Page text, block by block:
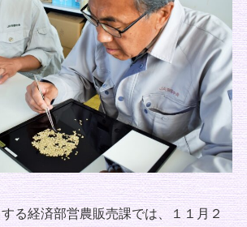
る経済部営農販売課では、１１月２